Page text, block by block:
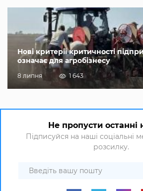
Нові критерії критичності
означає для агробізнесу
8 липня 1 643
Не пропусти останні
Підписуйся на наші соціальні
розсилку.